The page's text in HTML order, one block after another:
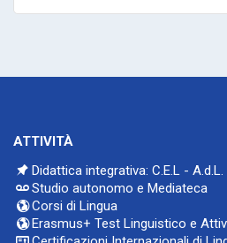
ATTIVITÀ
Didattica integrativa: C.E.L - A.d.L.
Studio autonomo e Mediateca
Corsi di Lingua
Erasmus+ Test Linguistico e